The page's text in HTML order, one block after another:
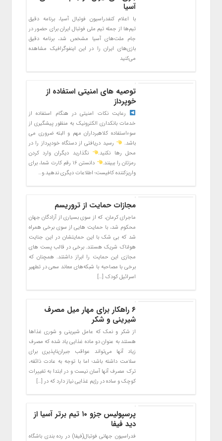
آسیا
با اعلام کنفدراسیون فوتبال آسیا، برنامه دقیق
تیم‌ها از جمله تیم ملی فوتبال ایران برای حضور در
جام ملت‌های آسیا مشخص شد، برنامه دقیق
بازی‌های ایران را در این اینفوگرافیک مشاهده
می‌کنید
توصیه های امنیتی استفاده از
خوپرداز
رعایت نکات امنیتی در هنگام استفاده از
خدمات بانکداری الکترونیک به منظور پیشگیری از
سوءاستفاده کلاهبرداران مهم و البته ضروری می
باشد.
رسید دریافتی از دستگاه خودپرداز را در
محل رها نکنید.
نگذارید دیگران وارد کردن
رمزتان را ببینند.
دانستن ۱۶ رقم کارت شما، برای
واریزکننده کافیست؛ اطلاعات دیگری ندهید.و…
مجازات حمایت از تروریسم
ماجرای کرمان، که از سوی بسیاری از آزادگان جهان
محکوم شد، با حمایت هایی از سوی برخی همراه
شد که بی شک با این حمایتشان در این جنایت
هولناک شریک هستند. برخی در قالب پست های
مجازی این حمایت را ابراز داشتند. همچنان که
برخی با مصاحبه با شبکه‌های معاند سعی در تطهیر
اسرائیل کودک […]
۶ راهکار برای مهار میل مصرف
شیرینی و شکر
از شکر و نمک که عامل شیرینی و شوری غذاها
هستند به عنوان دو ماده غذایی یاد شده که مصرف
زیاد آنها می‌تواند عواقب جبران‌ناپذیری برای
سلامت داشته باشد؛ اما با توجه به عادت ذائقه،
ترک مصرف آنها آسان نیست و در ابتدا به تغییرات
کوچک و ساده در رژیم غذایی نیاز دارد که در […]
پرسپولیس جزو ۱۰ تیم برتر آسیا از
دید فیفا
فدراسیون جهانی فوتبال(فیفا) در رده بندی باشگاه